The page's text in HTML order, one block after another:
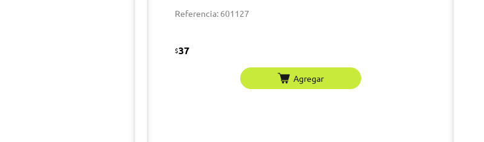
Referencia: 601127
$37
Agregar